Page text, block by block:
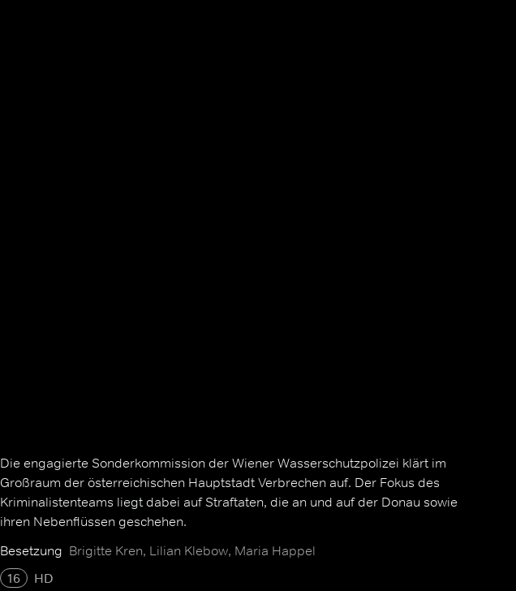
Die engagierte Sonderkommission der Wiener Wasserschutzpolizei klärt im
Großraum der österreichischen Hauptstadt Verbrechen auf. Der Fokus des
Kriminalistenteams liegt dabei auf Straftaten, die an und auf der Donau sowie
ihren Nebenflüssen geschehen.
Besetzung Brigitte Kren, Lilian Klebow, Maria Happel
16
HD